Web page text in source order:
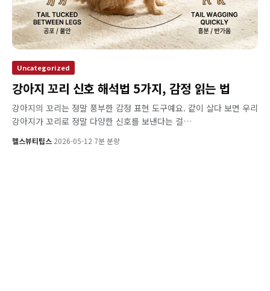
Uncategorized
강아지 꼬리 신호 해석법 5가지, 감정 읽는 법
강아지의 꼬리는 정말 풍부한 감정 표현 도구예요. 같이 살다 보면 우리
강아지가 꼬리로 정말 다양한 신호를 보낸다는 걸…
헬스뷰티팁스·2026-05-12·7분 분량